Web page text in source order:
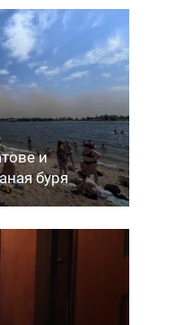
и
буря